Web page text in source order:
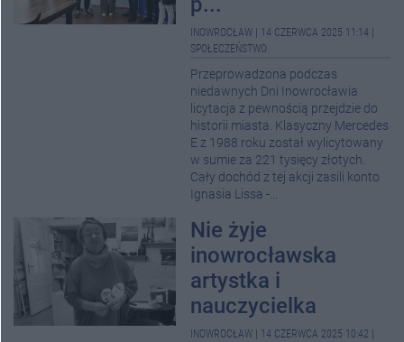
INOWROCŁAW 14 CZERWCA 2025 11:14
SPOŁECZEŃSTWO
Przeprowadzona podczas
niedawnych Dni Inowrocławia
licytacja z pewnością przejdzie do
historii miasta. Klasyczny Mercedes
E z 1988 roku został wylicytowany
w sumie za 221 tysięcy złotych.
Cały dochód z tej akcji zasili konto
Ignasia Lissa -...
Nie żyje
inowrocławska
artystka i
nauczycielka
INOWROCŁAW 14 CZERWCA 2025 10:42